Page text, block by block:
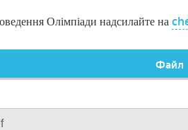
Олімпіади надсилайте на
Файл